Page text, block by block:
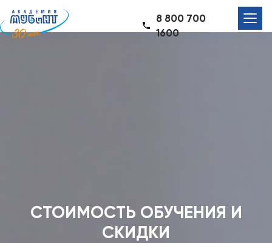
8 800 700
1600
СТОИМОСТЬ ОБУЧЕНИЯ И
СКИДКИ